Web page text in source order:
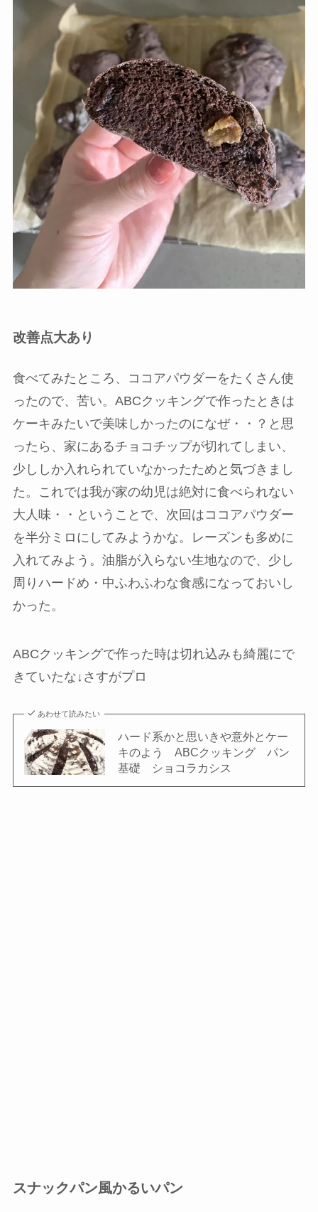
改善点大あり
食べてみたところ、ココアパウダーをたくさん使
ったので、苦い。ABCクッキングで作ったときは
ケーキみたいで美味しかったのになぜ・・？と思
ったら、家にあるチョコチップが切れてしまい、
少ししか入れられていなかったためと気づきまし
た。これでは我が家の幼児は絶対に食べられない
大人味・・ということで、次回はココアパウダー
を半分ミロにしてみようかな。レーズンも多めに
入れてみよう。油脂が入らない生地なので、少し
周りハードめ・中ふわふわな食感になっておいし
かった。
ABCクッキングで作った時は切れ込みも綺麗にで
きていたな↓さすがプロ
あわせて読みたい
ハード系かと思いきや意外とケー
キのよう ABCクッキング パン
基礎 ショコラカシス
スナックパン風かるいパン